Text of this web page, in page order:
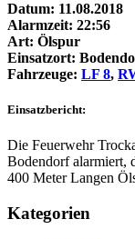
Datum: 11.08.2018
Alarmzeit: 22:56
Art: Ölspur
Einsatzort:
Fahrzeuge: LF 8,
Einsatzbericht:
Die Feuerwehr
Bodendorf alarmiert,
400 Meter Langen
Kategorien